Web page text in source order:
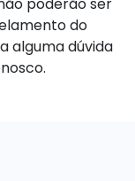
do
alguma dúvida